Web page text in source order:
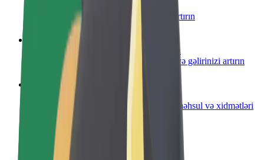
Restoran və ya mağaza əlavə edin
Daha çox müştəri cəlb edin və satışları artırın
Avtopark sahibi kimi qeydiyyatdan keçin
Avtoparkınızı Bolt platformasına qoşun və gəlirinizi artırın
Biznes üçün Bolt
Biznesiniz üçün miqyaslandırılmış Bolt məhsul və xidmətləri